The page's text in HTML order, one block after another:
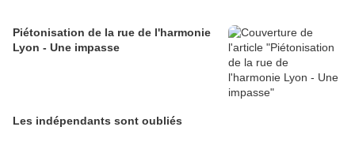
Piétonisation de la rue de l'harmonie
Lyon - Une impasse
Les indépendants sont oubliés